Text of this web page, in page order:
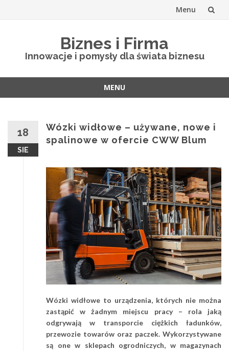
Menu
Biznes i Firma
Innowacje i pomysły dla świata biznesu
MENU
18
SIE
Wózki widłowe – używane, nowe i
spalinowe w ofercie CWW Blum
Wózki widłowe to urządzenia, których nie można
zastąpić w żadnym miejscu pracy – rola jaką
odgrywają w transporcie ciężkich ładunków,
przewozie towarów oraz paczek. Wykorzystywane
są one w sklepach ogrodniczych, w magazynach